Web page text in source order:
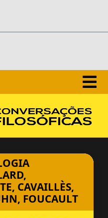
CAVAILLÈS,
FOUCAULT